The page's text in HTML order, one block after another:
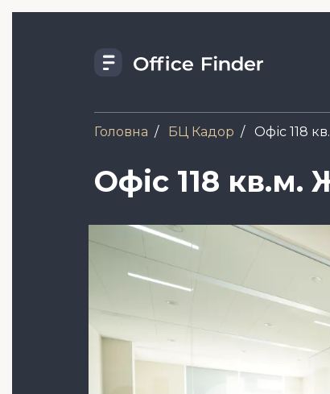
Головна БЦ Кадор Офіс 118
Офіс 118 кв.м.
Зображення